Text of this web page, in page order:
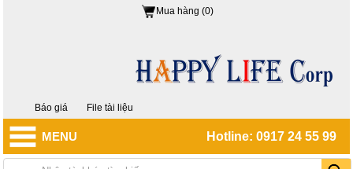
Mua hàng (0)
Báo giá File tài liệu
MENU Hotline: 0917 24 55 99